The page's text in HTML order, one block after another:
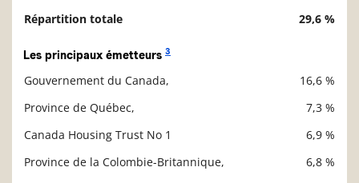
Répartition totale
29,6 %
Les principaux émetteurs 3
Gouvernement du Canada,
16,6 %
Province de Québec,
7,3 %
Canada Housing Trust No 1
6,9 %
Province de la Colombie-Britannique,
6,8 %